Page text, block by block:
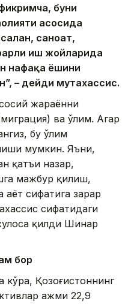
буни
асосида
саноат,
иш жойларида
нафақа ёшини
– дейди мутахассис.
жараённи
ва ўлим. Агар
бу ўлим
мумкин. Яъни,
қатъи назар,
мажбур қилиш,
сифатига зарар
сифатидаги
қилди Шинар
бор
кўра, Қозоғистоннинг
ҳажми 22,9